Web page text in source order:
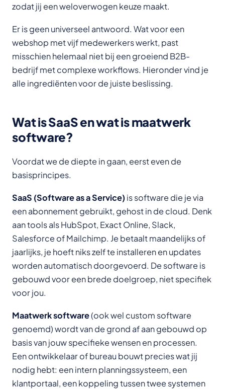
zodat jij een weloverwogen keuze maakt.
Er is geen universeel antwoord. Wat voor een
webshop met vijf medewerkers werkt, past
misschien helemaal niet bij een groeiend B2B-
bedrijf met complexe workflows. Hieronder vind je
alle ingrediënten voor de juiste beslissing.
Wat is SaaS en wat is maatwerk
software?
Voordat we de diepte in gaan, eerst even de
basisprincipes.
SaaS (Software as a Service)is software die je via
een abonnement gebruikt, gehost in de cloud. Denk
aan tools als HubSpot, Exact Online, Slack,
Salesforce of Mailchimp. Je betaalt maandelijks of
jaarlijks, je hoeft niks zelf te installeren en updates
worden automatisch doorgevoerd. De software is
gebouwd voor een brede doelgroep, niet specifiek
voor jou.
Maatwerk software(ook wel custom software
genoemd) wordt van de grond af aan gebouwd op
basis van jouw specifieke wensen en processen.
Een ontwikkelaar of bureau bouwt precies wat jij
nodig hebt: een intern planningssysteem, een
klantportaal, een koppeling tussen twee systemen